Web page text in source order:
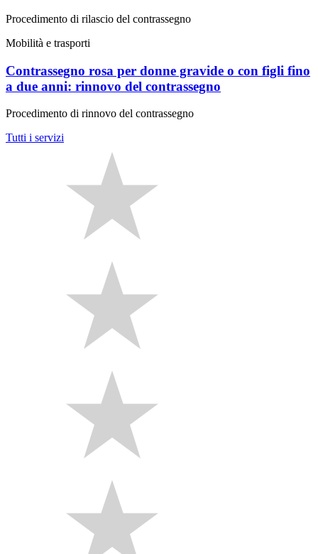
Procedimento di rilascio del contrassegno
Mobilità e trasporti
Contrassegno rosa per donne gravide o con figli fino
a due anni: rinnovo del contrassegno
Procedimento di rinnovo del contrassegno
Tutti i servizi